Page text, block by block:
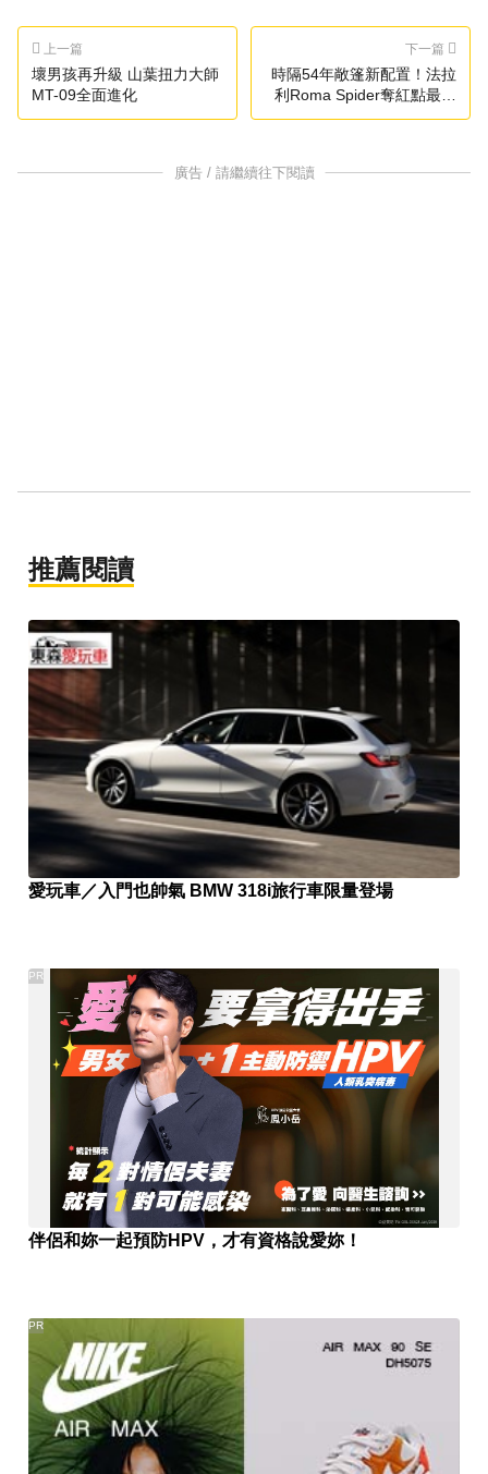
上一篇
壞男孩再升級 山葉扭力大師
MT-09全面進化
下一篇
時隔54年敞篷新配置！法拉
利Roma Spider奪紅點最高
榮譽
廣告 / 請繼續往下閱讀
推薦閱讀
愛玩車／入門也帥氣 BMW 318i旅行車限量登場
伴侶和妳一起預防HPV，才有資格說愛妳！
PR
PR